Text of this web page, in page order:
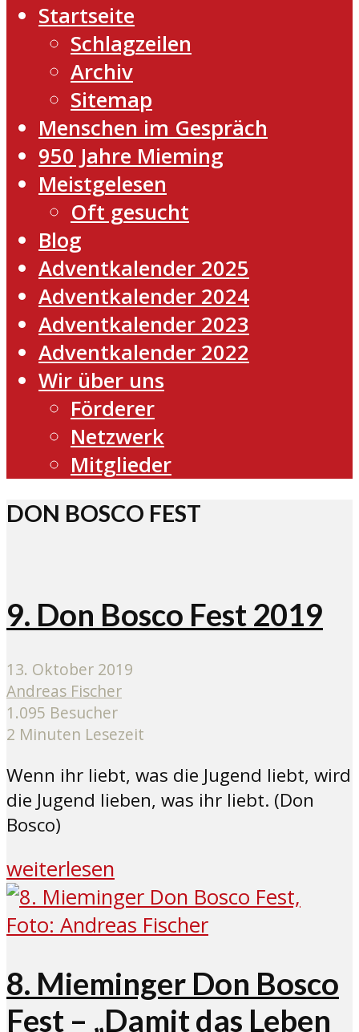
Startseite
Schlagzeilen
Archiv
Sitemap
Menschen im Gespräch
950 Jahre Mieming
Meistgelesen
Oft gesucht
Blog
Adventkalender 2025
Adventkalender 2024
Adventkalender 2023
Adventkalender 2022
Wir über uns
Förderer
Netzwerk
Mitglieder
DON BOSCO FEST
9. Don Bosco Fest 2019
13. Oktober 2019
Andreas Fischer
1.095 Besucher
2 Minuten Lesezeit
Wenn ihr liebt, was die Jugend liebt, wird
die Jugend lieben, was ihr liebt. (Don
Bosco)
weiterlesen
8. Mieminger Don Bosco
Fest – „Damit das Leben